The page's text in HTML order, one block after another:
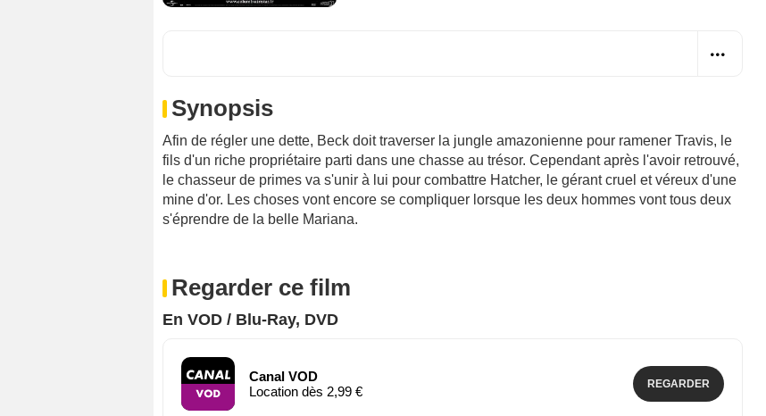
Synopsis
Afin de régler une dette, Beck doit traverser la jungle amazonienne pour ramener Travis, le
fils d'un riche propriétaire parti dans une chasse au trésor. Cependant après l'avoir retrouvé,
le chasseur de primes va s'unir à lui pour combattre Hatcher, le gérant cruel et véreux d'une
mine d'or. Les choses vont encore se compliquer lorsque les deux hommes vont tous deux
s'éprendre de la belle Mariana.
Regarder ce film
En VOD / Blu-Ray, DVD
Canal VOD
Location dès 2,99 €
REGARDER